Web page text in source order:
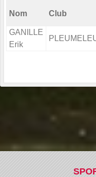
Nom Club
GANILLE
Erik